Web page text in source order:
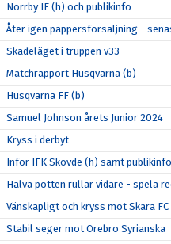
Norrby IF (h) och publikinfo
Åter igen pappersförsäljning -
Skadeläget i truppen v33
Matchrapport Husqvarna (b)
Husqvarna FF (b)
Samuel Johnson årets Junior 2024
Kryss i derbyt
Inför IFK Skövde (h) samt
Halva potten rullar vidare - spela
Vänskapligt och kryss mot Skara FC
Stabil seger mot Örebro Syrianska